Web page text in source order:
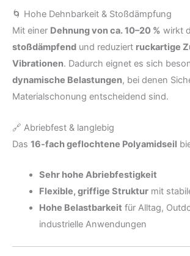
🌀 Hohe Dehnbarkeit & Stoßdämpfung
Mit einer Dehnung von ca. 10–20 % wirkt
stoßdämpfend und reduziert ruckartige
Vibrationen. Dadurch eignet es sich
dynamische Belastungen, bei denen
Materialschonung entscheidend sind.
🔗 Abriebfest & langlebig
Das 16-fach geflochtene Polyamidseil
Sehr hohe Abriebfestigkeit
Flexible, griffige Strukturmit
Hohe Belastbarkeit für Alltag,
industrielle Anwendungen